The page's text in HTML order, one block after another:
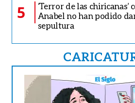
5
‘Terror de las chiricanas’
Anabel no han podido
sepultura